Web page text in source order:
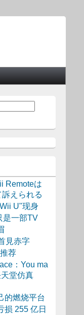
Remoteは
えられる
U"现身
是一部TV
見赤字
荐
：You ma
堂仿真
的燃烧平台
损 255 亿日